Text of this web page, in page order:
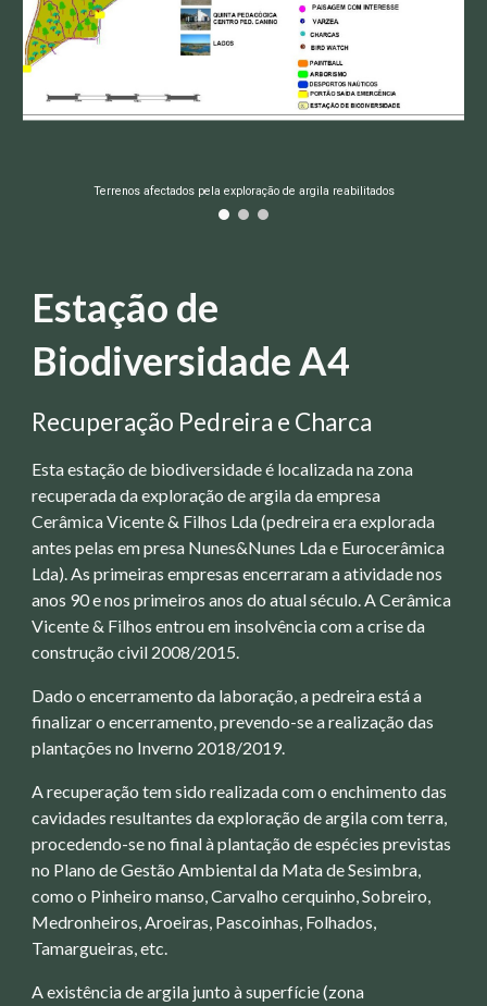
Terrenos afectados pela exploração de argila reabilitados
Estação de
BiodiversidadeA4
Recuperação Pedreira e Charca
Esta estação de biodiversidade é localizada na zona
recuperada da exploração de argila da empresa
Cerâmica Vicente & Filhos Lda (pedreira era explorada
antes pelas em presa Nunes&Nunes Lda e Eurocerâmica
Lda). As primeiras empresas encerraram a atividade nos
anos 90 e nos primeiros anos do atual século. A Cerâmica
Vicente & Filhos entrou em insolvência com a crise da
construção civil 2008/2015.
Dado o encerramento da laboração, a pedreira está a
finalizar o encerramento, prevendo-se a realização das
plantações no Inverno 2018/2019.
A recuperação tem sido realizada com o enchimento das
cavidades resultantes da exploração de argila com terra,
procedendo-se no final à plantação de espécies previstas
no Plano de Gestão Ambiental da Mata de Sesimbra,
como o Pinheiro manso, Carvalho cerquinho, Sobreiro,
Medronheiros, Aroeiras, Pascoinhas, Folhados,
Tamargueiras, etc.
A existência de argila junto à superfície (zona